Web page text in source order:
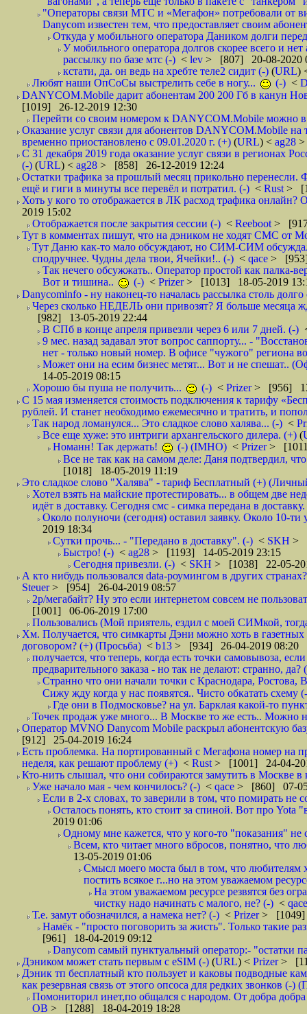
"Операторы связи МТС и «Мегафон» потребовали от
Danycom известен тем, что предоставляет своим
Откуда у мобильного оператора Даником долги
У мобильного оператора долгов скорее всего и
рассылку по базе мтс (-) < lev > [807] 20-08-2020
кстати, да. он ведь на хребте теле2 сидит (-) (URL)
Любят наши ОпСоСы выстрелить себе в ногу...
(-) <
DANYCOM.Mobile дарит абонентам 200 200 Гб в канун
[1019] 26-12-2019 12:30
Перейти со своим номером к DANYCOM.Mobile можно в
Оказание услуг связи для абонентов DANYCOM.Mobile
временно приостановлено с 09.01.2020 г. (+) (URL) < ag28 >
С 31 декабря 2019 года оказание услуг связи в регионах
(-) (URL) < ag28 > [858] 26-12-2019 12:24
Остатки трафика за прошлый месяц прикольно
ещё и гиги в минуты все перевёл и потратил. (-) < Rust >
Хоть у кого то отображается в ЛК расход трафика
2019 15:02
Отображается после закрытия сессии (-) < Reeboot >
Тут в комментах пишут, что на дэником не ходят СМС от
Тут Даню как-то мало обсуждают, но СИМ-СИМ
сподручнее. Чудны дела твои, Ячейки!.. (-) < qace > [953]
Так нечего обсужжать.. Оператор простой как палка-
Вот и тишина..
(-) < Prizer> [1013] 18-05-2019
Danycominfo - ну наконец-то началась рассылка столь
Через сколько НЕДЕЛЬ они привозят? Я больше месяца
[982] 13-05-2019 22:44
В СПб в конце апреля привезли через 6 или 7 дней. (-)
9 мес. назад задавал этот вопрос саппорту... -
нет - только новый номер. В офисе "чужого" региона
Может они на есим бизнес метят... Вот и не спешат..
14-05-2019 08:15
Хорошо бы пуша не получить...
(-) < Prizer> [956]
С 15 мая изменяется стоимость подключения к тарифу
рублей. И станет необходимо ежемесячно и тратить, и
Так народ ломанулся... Это сладкое слово халява... (-) <
Все еще хуже: это интриги архангельского дилера. (+) (
Номанн! Так держать!
(-) (IMHO) < Prizer>
Все не так как на самом деле: Даня подтвердил,
[1018] 18-05-2019 11:19
Это сладкое слово "Халява" - тариф Бесплатный (+)
Хотел взять на майские протестировать... в общем две
идёт в доставку. Сегодня смс - симка передана в
Около полуночи (сегодня) оставил заявку. Около 10-ти
2019 18:34
Сутки прочь... - "Передано в доставку". (-) < SKH >
Быстро! (-) < ag28 > [1193] 14-05-2019 23:15
Сегодня привезли. (-) < SKH > [1038] 22-05-
А кто нибудь пользовался data-роумингом в других
Steuer> [954] 26-04-2019 08:57
2р/мегабайт? Ну это если интернетом совсем не
[1001] 06-06-2019 17:00
Пользовались (Мой приятель, ездил с моей СИМкой,
Хм. Получается, что симкарты Дэни можно хоть в газетных
договором? (+) (Просьба) < b13 > [934] 26-04-2019 08:20
получается, что теперь, когда есть точки самовывоза,
предварительного заказа - но так не делают: странно, да?
Странно что они начали точки с Краснодара,
Сижу жду когда у нас появятся.. Чисто обкатать схему
Где они в Подмосковье? на ул. Барклая какой-то
Точек продаж уже много... В Москве то же есть.. Можно
Оператор MVNO Danycom Mobile раскрыл абонентскую
[912] 25-04-2019 16:24
Есть проблемка. На портированный с Мегафона номер на
неделя, как решают проблему (+) < Rust > [1001] 24-04-
Кто-нить слышал, что они собираются замутить в Москве в
Уже начало мая - чем кончилось? (-) < qace > [860] 07-
Если в 2-х словах, то заверили в том, что помирать не
Осталось понять, кто стоит за спиной. Вот про Yota
2019 01:06
Одному мне кажется, что у кого-то "показания" не
Всем, кто читает много вбросов, понятно, что
13-05-2019 01:06
Смысл моего моста был в том, что любителям
постить всякое г...но на этом уважаемом
На этом уважаемом ресурсе резвятся без
чистку надо начинать с малого, не? (-) <
Т.е. замут обозначился, а намека нет? (-) < Prizer> [1049]
Намёк - "просто поговорить за жисть". Только такие
[961] 18-04-2019 09:12
Danycom самый пунктуальный оператор:- "остатки
Дэником может стать первым с еSIM (-) (URL) < Prizer>
Дэник тп бесплатный кто пользует и каковы подводные
как резервная связь от этого опсоса для редких звонков (-)
Помониторил инет,по общался с народом. От добра
ОВ > [1288] 18-04-2019 18:28